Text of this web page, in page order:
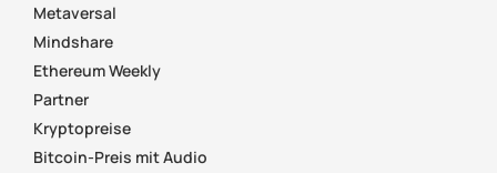
Metaversal
Mindshare
Ethereum Weekly
Partner
Kryptopreise
Bitcoin-Preis mit Audio